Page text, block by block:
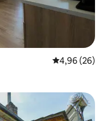
4,96 de uma
4,96 (26)